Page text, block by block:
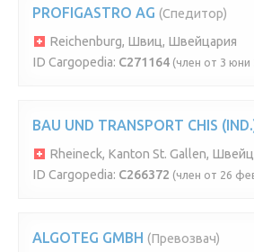
PROFIGASTRO AG (Спедитор)
Reichenburg, Швиц, Швейцария
ID Cargopedia: C271164 (член от 3 юни
BAU UND TRANSPORT CHIS
Rheineck, Kanton St. Gallen,
ID Cargopedia: C266372 (член от 26
ALGOTEG GMBH (Превозвач)